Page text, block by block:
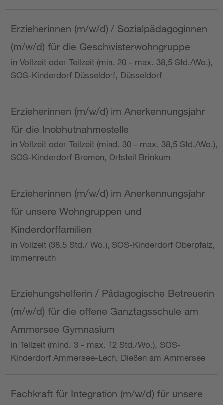
Erzieherinnen (m/w/d) / Sozialpädagoginnen
(m/w/d) für die Geschwisterwohngruppe
in Vollzeit oder Teilzeit (min. 20 - max. 38,5 Std./Wo.),
SOS-Kinderdorf Düsseldorf, Düsseldorf
Erzieherinnen (m/w/d) im Anerkennungsjahr
für die Inobhutnahmestelle
in Vollzeit oder Teilzeit (mind. 30 - max. 38,5 Std./Wo.),
SOS-Kinderdorf Bremen, Ortsteil Brinkum
Erzieherinnen (m/w/d) im Anerkennungsjahr
für unsere Wohngruppen und
Kinderdorffamilien
in Vollzeit (38,5 Std./ Wo.), SOS-Kinderdorf Oberpfalz,
Immenreuth
Erziehungshelferin / Pädagogische Betreuerin
(m/w/d) für die offene Ganztagsschule am
Ammersee Gymnasium
in Teilzeit (mind. 3 - max. 12 Std./Wo.), SOS-
Kinderdorf Ammersee-Lech, Dießen am Ammersee
Fachkraft für Integration (m/w/d) für unsere